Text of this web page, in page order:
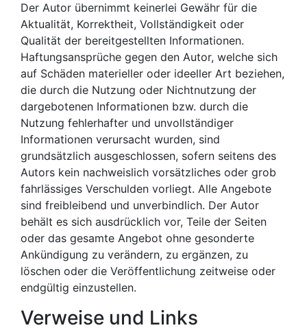
Der Autor übernimmt keinerlei Gewähr für die
Aktualität, Korrektheit, Vollständigkeit oder
Qualität der bereitgestellten Informationen.
Haftungsansprüche gegen den Autor, welche sich
auf Schäden materieller oder ideeller Art beziehen,
die durch die Nutzung oder Nichtnutzung der
dargebotenen Informationen bzw. durch die
Nutzung fehlerhafter und unvollständiger
Informationen verursacht wurden, sind
grundsätzlich ausgeschlossen, sofern seitens des
Autors kein nachweislich vorsätzliches oder grob
fahrlässiges Verschulden vorliegt. Alle Angebote
sind freibleibend und unverbindlich. Der Autor
behält es sich ausdrücklich vor, Teile der Seiten
oder das gesamte Angebot ohne gesonderte
Ankündigung zu verändern, zu ergänzen, zu
löschen oder die Veröffentlichung zeitweise oder
endgültig einzustellen.
Verweise und Links